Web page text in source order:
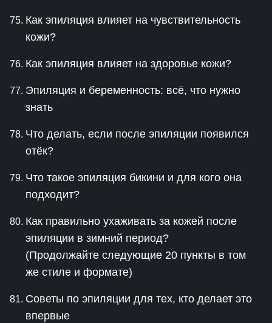
Как эпиляция влияет на чувствительность
кожи?
Как эпиляция влияет на здоровье кожи?
Эпиляция и беременность: всё, что нужно
знать
Что делать, если после эпиляции появился
отёк?
Что такое эпиляция бикини и для кого она
подходит?
Как правильно ухаживать за кожей после
эпиляции в зимний период?
(Продолжайте следующие 20 пункты в том
же стиле и формате)
Советы по эпиляции для тех, кто делает это
впервые